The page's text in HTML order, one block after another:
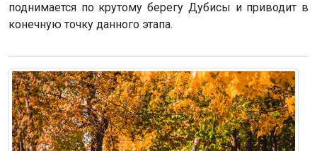
поднимается по крутому берегу Дубисы и приводит в
конечную точку данного этапа.